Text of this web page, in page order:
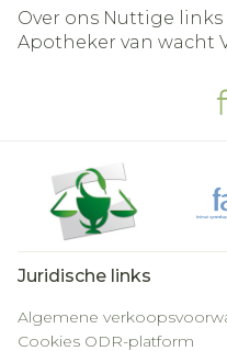
Over ons Nuttige links
Apotheker van wacht
Juridische links
Algemene
Cookies ODR-platform